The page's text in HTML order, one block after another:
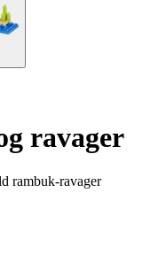
ravager
rambuk-ravager